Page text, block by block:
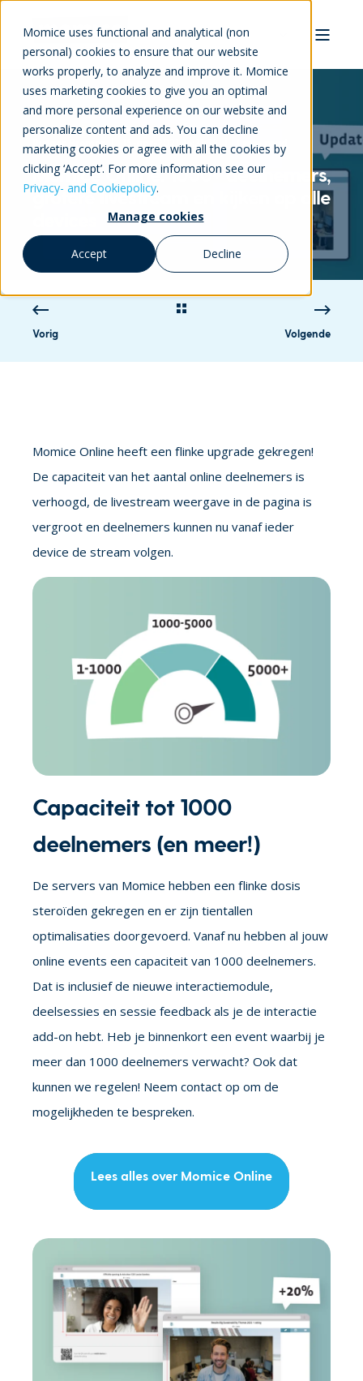
Momice uses functional and analytical (non
personal) cookies to ensure that our website
works properly, to analyze and improve it. Momice
uses marketing cookies to give you an optimal
and more personal experience on our website and
personalize content and ads. You can decline
marketing cookies or agree with all the cookies by
clicking ‘Accept’. For more information see our
Privacy- and Cookiepolicy.
Manage cookies
Accept Decline
Rutger Bremer 15-apr-2021 16:31:38 1 min read
Momice Online: 1000+ deelnemers,
grotere livestream en kijken op alle
Vorig Volgende
Momice Online heeft een flinke upgrade gekregen!
De capaciteit van het aantal online deelnemers is
verhoogd, de livestream weergave in de pagina is
vergroot en deelnemers kunnen nu vanaf ieder
device de stream volgen.
Capaciteit tot 1000
deelnemers (en meer!)
De servers van Momice hebben een flinke dosis
steroïden gekregen en er zijn tientallen
optimalisaties doorgevoerd. Vanaf nu hebben al jouw
online events een capaciteit van 1000 deelnemers.
Dat is inclusief de nieuwe interactiemodule,
deelsessies en sessie feedback als je de interactie
add-on hebt. Heb je binnenkort een event waarbij je
meer dan 1000 deelnemers verwacht? Ook dat
kunnen we regelen! Neem contact op om de
mogelijkheden te bespreken.
Lees alles over Momice Online